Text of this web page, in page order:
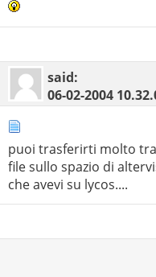
said:
06-02-2004
puoi trasferirti molto
file sullo spazio di
che avevi su lycos....